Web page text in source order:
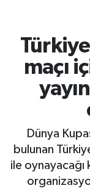
maçı
Dünya
bulunan
ile oynayacağı
Son
Haber